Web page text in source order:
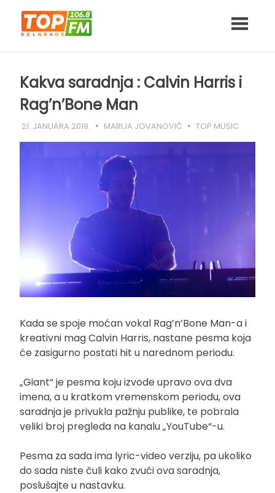
content
Kakva saradnja : Calvin Harris i
Rag’n’Bone Man
21. JANUARA 2019. MARIJA JOVANOVIĆ TOP MUSIC
Kada se spoje moćan vokal Rag’n’Bone Man-a i
kreativni mag Calvin Harris, nastane pesma koja
će zasigurno postati hit u narednom periodu.
„Giant“ je pesma koju izvode upravo ova dva
imena, a u kratkom vremenskom periodu, ova
saradnja je privukla pažnju publike, te pobrala
veliki broj pregleda na kanalu „YouTube“-u.
Pesma za sada ima lyric-video verziju, pa ukoliko
do sada niste čuli kako zvuči ova saradnja,
poslušajte u nastavku.